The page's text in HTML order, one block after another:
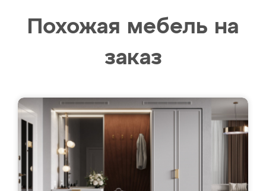
Похожая мебель на
заказ